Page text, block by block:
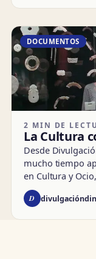
DOCUMENTOS
2 MIN DE
La Cultura
Desde
mucho tiempo
en Cultura y
D